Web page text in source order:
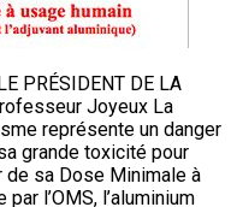
PRÉSIDENT DE LA
Joyeux La
représente un danger
grande toxicité pour
de sa Dose Minimale à
l’OMS, l’aluminium